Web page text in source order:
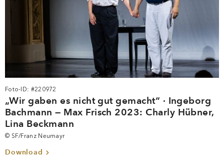
Foto-ID: #220972
„Wir gaben es nicht gut gemacht“ · Ingeborg
Bachmann — Max Frisch 2023: Charly Hübner,
Lina Beckmann
© SF/Franz Neumayr
Download